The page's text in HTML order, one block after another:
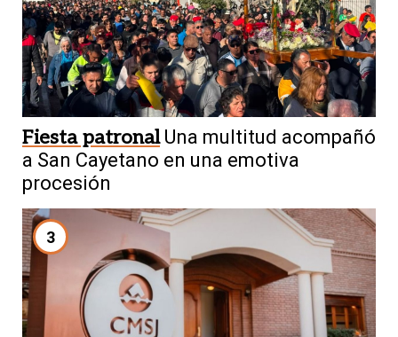
Fiesta patronal Una multitud acompañó
a San Cayetano en una emotiva
procesión
3